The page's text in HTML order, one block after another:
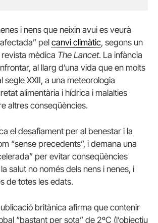
i nens que neixin avui es veurà
pelcanvi climàtic, segons un
mèdica The Lancet. La infància
al llarg d’una vida que en molts
segle XXII, a una meteorologia
alimentària i hídrica i malalties
altres conseqüències.
el desafiament per al benestar i la
“sense precedents”, i demana una
per evitar conseqüències
salut no només dels nens i nenes, i
de totes les edats.
britànica afirma que contenir
“bastant per sota” de 2ºC (l’objectiu